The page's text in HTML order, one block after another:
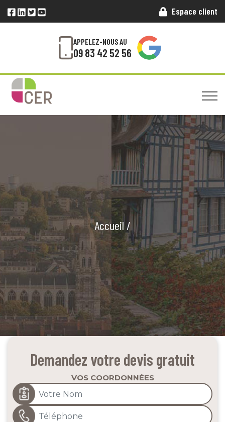
Espace client
APPELEZ-NOUS AU
09 83 42 52 56
Accueil /
Demandez votre devis gratuit
VOS COORDONNÉES